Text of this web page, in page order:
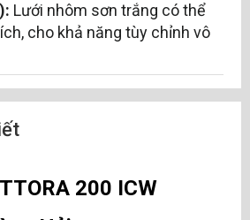
Lưới nhôm sơn trắng có thể
cho khả năng tùy chỉnh vô
200 ICW